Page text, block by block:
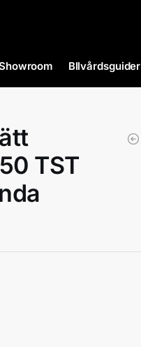
BIlvårdsguider
TST